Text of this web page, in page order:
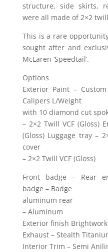
structure, side skirts,
were all made of 2×2
This is a rare
sought after and
McLaren ‘Speedtail’.
Options
Exterior Paint –
Calipers L/Weight
with 10 diamond cut
– 2×2 Twill VCF (Gloss)
(Gloss) Luggage tray –
cover
– 2×2 Twill VCF (Gloss)
Front badge – Rear
badge – Badge
aluminum rear
– Aluminum
Exterior finish
Exhaust – Stealth
Interior Trim – Semi